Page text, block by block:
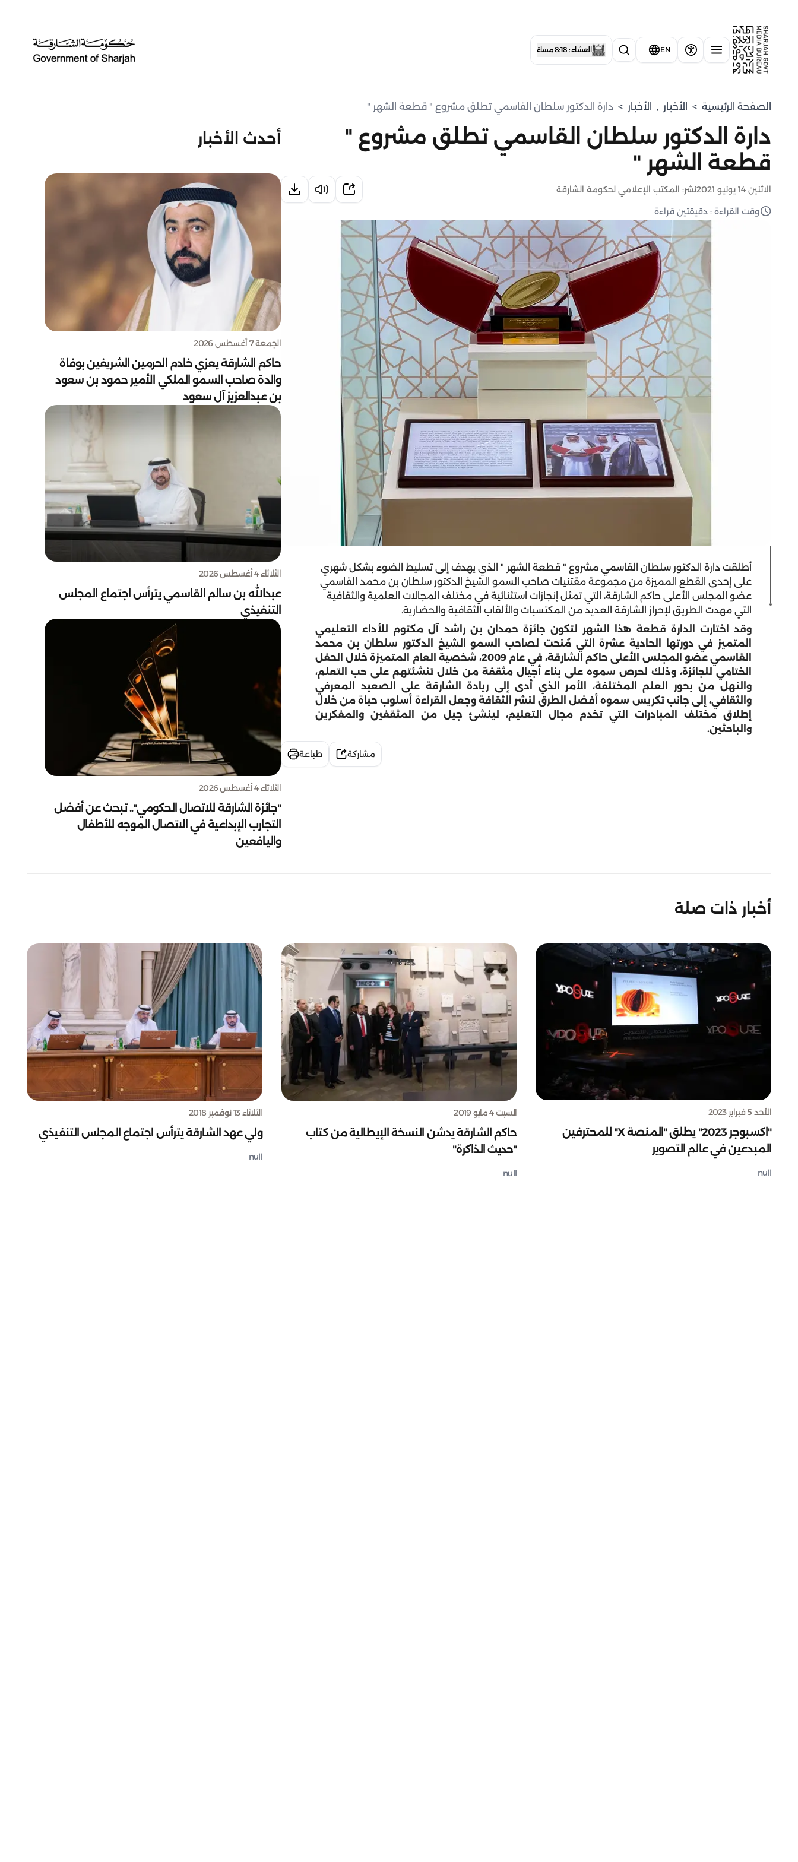
EN العشاء : 8:18 مساءً
الصفحة الرئيسية > الأخبار , الأخبار > دارة الدكتور سلطان القاسمي تطلق مشروع " قطعة الشهر "
دارة الدكتور سلطان القاسمي تطلق مشروع "
قطعة الشهر "
الاثنين 14 يونيو 2021 نشر: المكتب الإعلامي لحكومة الشارقة
وقت القراءة : دقيقتين قراءة
أطلقت دارة الدكتور سلطان القاسمي مشروع " قطعة الشهر " الذي يهدف إلى تسليط الضوء بشكل شهري
على إحدى القطع المميزة من مجموعة مقتنيات صاحب السمو الشيخ الدكتور سلطان بن محمد القاسمي
عضو المجلس الأعلى حاكم الشارقة، التي تمثل إنجازات استثنائية في مختلف المجالات العلمية والثقافية
التي مهدت الطريق لإحراز الشارقة العديد من المكتسبات والألقاب الثقافية والحضارية.
وقد اختارت الدارة قطعة هذا الشهر لتكون جائزة حمدان بن راشد آل مكتوم للأداء التعليمي
المتميز في دورتها الحادية عشرة التي مُنحت لصاحب السمو الشيخ الدكتور سلطان بن محمد
القاسمي عضو المجلس الأعلى حاكم الشارقة، في عام 2009، شخصية العام المتميزة خلال الحفل
الختامي للجائزة، وذلك لحرص سموه على بناء أجيال مثقفة من خلال تنشئتهم على حب التعلم،
والنهل من بحور العلم المختلفة، الأمر الذي أدى إلى ريادة الشارقة على الصعيد المعرفي
والثقافي، إلى جانب تكريس سموه أفضل الطرق لنشر الثقافة وجعل القراءة أسلوب حياة من خلال
إطلاق مختلف المبادرات التي تخدم مجال التعليم، لينشئ جيل من المثقفين والمفكرين
والباحثين.
مشاركة طباعة
أحدث الأخبار
الجمعة 7 أغسطس 2026
حاكم الشارقة يعزي خادم الحرمين الشريفين بوفاة
والدة صاحب السمو الملكي الأمير حمود بن سعود
بن عبدالعزيز آل سعود
الثلاثاء 4 أغسطس 2026
عبدالله بن سالم القاسمي يترأس اجتماع المجلس
التنفيذي
الثلاثاء 4 أغسطس 2026
"جائزة الشارقة للاتصال الحكومي".. تبحث عن أفضل
التجارب الإبداعية في الاتصال الموجه للأطفال
واليافعين
أخبار ذات صلة
الأحد 5 فبراير 2023
"اكسبوجر 2023" يطلق "المنصة X" للمحترفين
المبدعين في عالم التصوير
null
السبت 4 مايو 2019
حاكم الشارقة يدشن النسخة الإيطالية من كتاب
"حديث الذاكرة"
null
الثلاثاء 13 نوفمبر 2018
ولي عهد الشارقة يترأس اجتماع المجلس التنفيذي
null